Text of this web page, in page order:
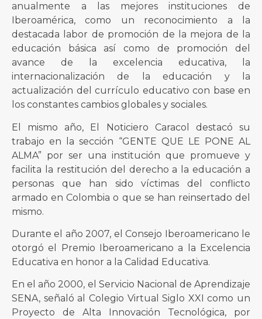
anualmente a las mejores instituciones de
Iberoamérica, como un reconocimiento a la
destacada labor de promoción de la mejora de la
educación básica así como de promoción del
avance de la excelencia educativa, la
internacionalización de la educación y la
actualización del currículo educativo con base en
los constantes cambios globales y sociales.
El mismo año, El Noticiero Caracol destacó su
trabajo en la sección “GENTE QUE LE PONE AL
ALMA” por ser una institución que promueve y
facilita la restitución del derecho a la educación a
personas que han sido víctimas del conflicto
armado en Colombia o que se han reinsertado del
mismo.
Durante el año 2007, el Consejo Iberoamericano le
otorgó el Premio Iberoamericano a la Excelencia
Educativa en honor a la Calidad Educativa.
En el año 2000, el Servicio Nacional de Aprendizaje
SENA, señaló al Colegio Virtual Siglo XXI como un
Proyecto de Alta Innovación Tecnológica, por